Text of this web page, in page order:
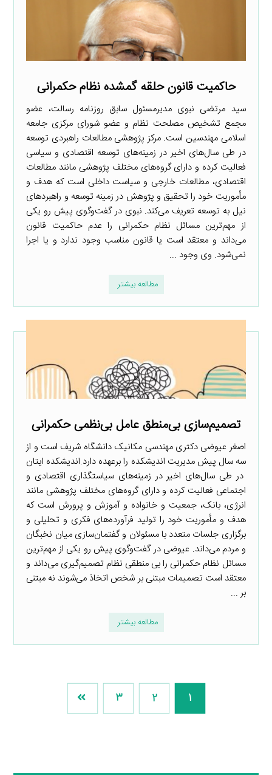
حاکمیت قانون حلقه گمشده نظام حکمرانی
سید مرتضی نبوی مدیرمسئول سابق روزنامه رسالت، عضو
مجمع تشخیص مصلحت نظام و عضو شورای مرکزی جامعه
اسلامی مهندسین است. مرکز پژوهشی مطالعات راهبردی توسعه
در طی سال‌های اخیر در زمینه‌های توسعه اقتصادی و سیاسی
فعالیت کرده و دارای گروه‌های مختلف پژوهشی مانند مطالعات
اقتصادی، مطالعات خارجی و سیاست داخلی است که هدف و
مأموریت خود را تحقیق و پژوهش در زمینه توسعه و راهبردهای
نیل به توسعه تعریف می‌کند. نبوی در گفت‌وگوی پیش رو یکی
از مهم‌ترین مسائل نظام حکمرانی را عدم حاکمیت قانون
می‌داند و معتقد است یا قانون مناسب وجود ندارد و یا اجرا
نمی‌شود. وی وجود ...
مطالعه بیشتر
تصمیم‌سازی بی‌منطق عامل بی‌نظمی حکمرانی
اصغر عیوضی دکتری مهندسی مکانیک دانشگاه شریف است و از
سه سال پیش مدیریت اندیشکده را برعهده دارد.اندیشکده ایتان
در طی سال‌های اخیر در زمینه‌های سیاستگذاری اقتصادی و
اجتماعی فعالیت کرده و دارای گروه‌های مختلف پژوهشی مانند
انرژی، بانک، جمعیت و خانواده و آموزش و پرورش است که
هدف و مأموریت خود را تولید فرآورده‌های فکری و تحلیلی و
برگزاری جلسات متعدد با مسئولان و گفتمان‌سازی میان نخبگان
و مردم می‌داند. عیوضی در گفت‌وگوی پیش رو یکی از مهم‌ترین
مسائل نظام حکمرانی را بی منطقی نظام تصمیم‌گیری می‌داند و
معتقد است تصمیمات مبتنی بر شخص اتخاذ می‌شوند نه مبتنی
بر ...
مطالعه بیشتر
1
2
3